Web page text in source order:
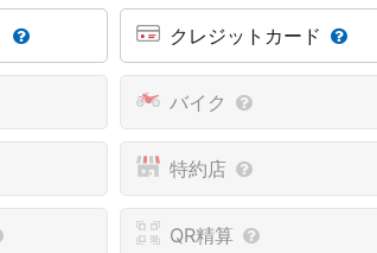
クレジットカード
バイク
特約店
QR精算